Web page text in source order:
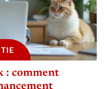
: comment